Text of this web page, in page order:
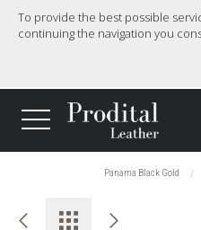
To provide the best possible
continuing the navigation you
Panama Black Gold